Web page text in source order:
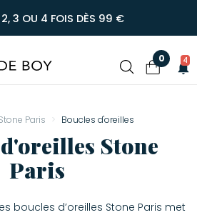
2, 3 OU 4 FOIS DÈS 99 €
0 4
Paris Boucles d'oreilles
Stone
Paris
boucles d’oreilles Stone Paris met